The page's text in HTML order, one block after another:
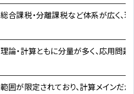
総合課税・分離課税など体系が広く、
理論・計算ともに分量が多く、応用問題
範囲が限定されており、計算メインだ